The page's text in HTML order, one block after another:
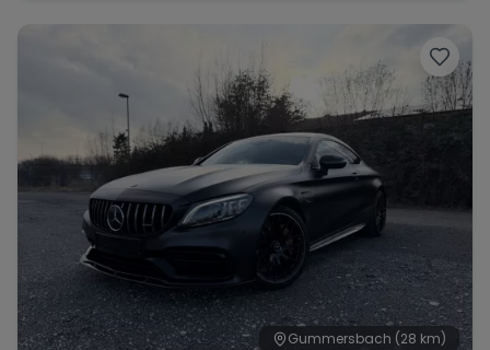
Gummersbach (28 km)